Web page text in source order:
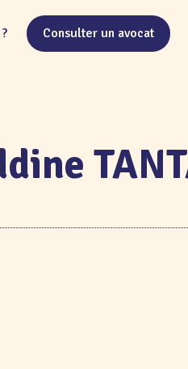
Consulter un avocat